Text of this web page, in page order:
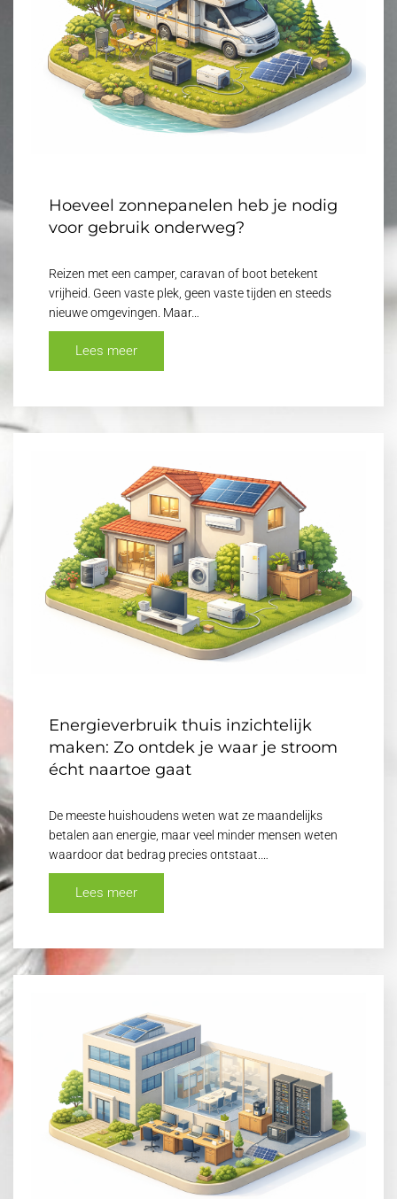
Hoeveel zonnepanelen heb je nodig
voor gebruik onderweg?
Reizen met een camper, caravan of boot betekent
vrijheid. Geen vaste plek, geen vaste tijden en steeds
nieuwe omgevingen. Maar…
Lees meer
Energieverbruik thuis inzichtelijk
maken: Zo ontdek je waar je stroom
écht naartoe gaat
De meeste huishoudens weten wat ze maandelijks
betalen aan energie, maar veel minder mensen weten
waardoor dat bedrag precies ontstaat.…
Lees meer